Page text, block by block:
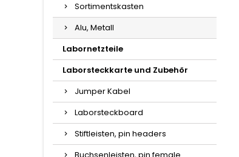
Sortimentskasten
Alu, Metall
Labornetzteile
Laborsteckkarte und Zubehör
Jumper Kabel
Laborsteckboard
Stiftleisten, pin headers